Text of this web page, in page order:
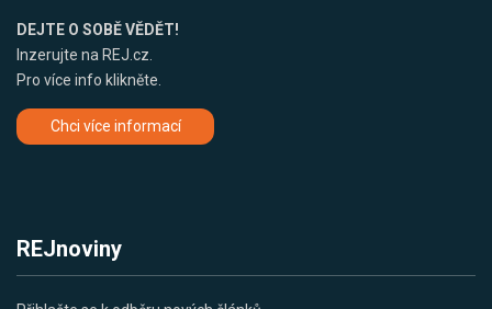
DEJTE O SOBĚ VĚDĚT!
Inzerujte na REJ.cz.
Pro více info klikněte.
Chci více informací
REJnoviny